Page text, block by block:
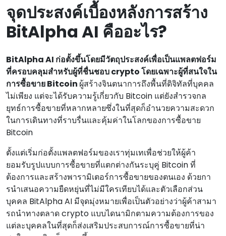
จุดประสงค์เบื้องหลังการสร้าง
BitAlpha AI คืออะไร?
BitAlpha AI ก่อตั้งขึ้นโดยมีวัตถุประสงค์เพื่อเป็นแพลตฟอร์ม
ที่ครอบคลุมสําหรับผู้ที่ชื่นชอบ crypto โดยเฉพาะผู้ที่สนใจใน
การซื้อขาย Bitcoin ผู้สร้างจินตนาการถึงพื้นที่ดิจิทัลที่บุคคล
ไม่เพียง แต่จะได้รับความรู้เกี่ยวกับ Bitcoin แต่ยังสํารวจกล
ยุทธ์การซื้อขายที่หลากหลายซึ่งในที่สุดก็อํานวยความสะดวก
ในการเดินทางที่ราบรื่นและคุ้มค่าในโลกของการซื้อขาย
Bitcoin
ตั้งแต่เริ่มก่อตั้งแพลตฟอร์มของเราทุ่มเทเพื่อช่วยให้ผู้ค้า
ยอมรับรูปแบบการซื้อขายที่แตกต่างกันระบุคู่ Bitcoin ที่
ต้องการและสร้างพารามิเตอร์การซื้อขายของตนเอง ด้วยกา
รนําเสนอความยืดหยุ่นที่ไม่มีใครเทียบได้และตัวเลือกส่วน
บุคคล BitAlpha AI มีจุดมุ่งหมายเพื่อเป็นตัวอย่างว่าผู้ค้าสามา
รถนําทางตลาด crypto แบบไดนามิกตามความต้องการของ
แต่ละบุคคลในที่สุดก็ส่งเสริมประสบการณ์การซื้อขายที่น่า